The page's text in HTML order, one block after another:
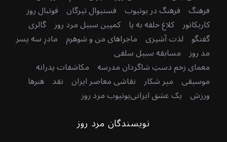
فرهنگ فرهنگ در یوتیوب فستیوال تیرگان فوتبال روز
کاریکاتور کلاغ حلقه به پا کمپین سبیل مرد روز گالری
گفتگو لذت آشپزی ماجراهای من و شوهرم مادرِ سه پسر
مد روز مسابقه سبیل سلفی
معمای زخم دستِ شاگردان مدرسه مکاشفات پدرانه
موسیقی میر شکار نقاشی معاصر ایران نقد هنرها
ورزش یک عشق ایرانییوتیوب مرد روز
نویسندگان مرد روز